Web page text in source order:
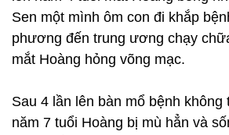
Sen một mình ôm con đi khắp
phương đến trung ương chạy
mắt Hoàng hỏng võng mạc.
Sau 4 lần lên bàn mổ bệnh không
năm 7 tuổi Hoàng bị mù hẳn và